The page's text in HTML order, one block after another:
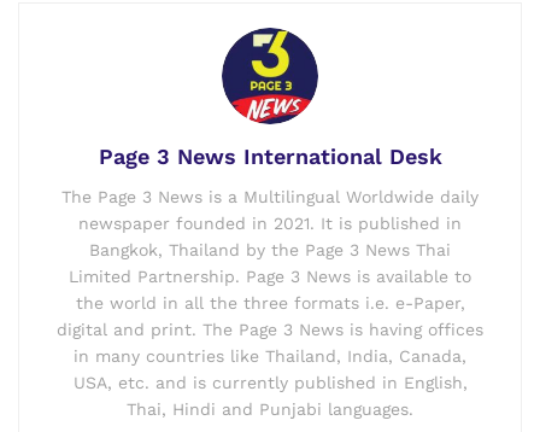
Page 3 News International Desk
The Page 3 News is a Multilingual Worldwide daily
newspaper founded in 2021. It is published in
Bangkok, Thailand by the Page 3 News Thai
Limited Partnership. Page 3 News is available to
the world in all the three formats i.e. e-Paper,
digital and print. The Page 3 News is having offices
in many countries like Thailand, India, Canada,
USA, etc. and is currently published in English,
Thai, Hindi and Punjabi languages.